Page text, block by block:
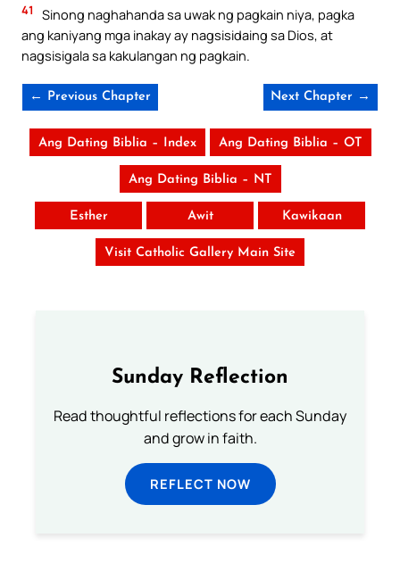
41
Sinong naghahanda sa uwak ng pagkain niya, pagka
ang kaniyang mga inakay ay nagsisidaing sa Dios, at
nagsisigala sa kakulangan ng pagkain.
← Previous Chapter Next Chapter →
Ang Dating Biblia – Index Ang Dating Biblia – OT
Ang Dating Biblia – NT
Esther Awit Kawikaan
Visit Catholic Gallery Main Site
Sunday Reflection
Read thoughtful reflections for each Sunday
and grow in faith.
REFLECT NOW